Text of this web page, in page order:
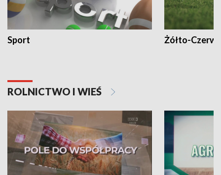
Sport Żółto-
ROLNICTWO I WIEŚ